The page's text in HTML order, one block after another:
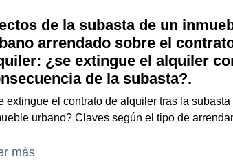
de la subasta de un
arrendado sobre el
¿se extingue el alquiler
de la subasta?.
extingue el contrato de alquiler tras la subasta
urbano? Claves según el tipo de
más